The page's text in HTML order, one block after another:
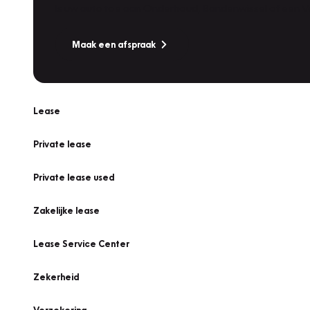
Maak een afspraak
Lease
Private lease
Private lease used
Zakelijke lease
Lease Service Center
Zekerheid